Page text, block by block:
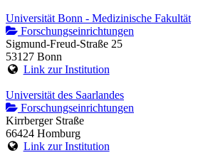
Universität Bonn - Medizinische Fakultät
Forschungseinrichtungen
Sigmund-Freud-Straße 25
53127 Bonn
Link zur Institution
Universität des Saarlandes
Forschungseinrichtungen
Kirrberger Straße
66424 Homburg
Link zur Institution